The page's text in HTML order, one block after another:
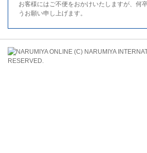
お客様にはご不便をおかけいたしますが、何
うお願い申し上げます。